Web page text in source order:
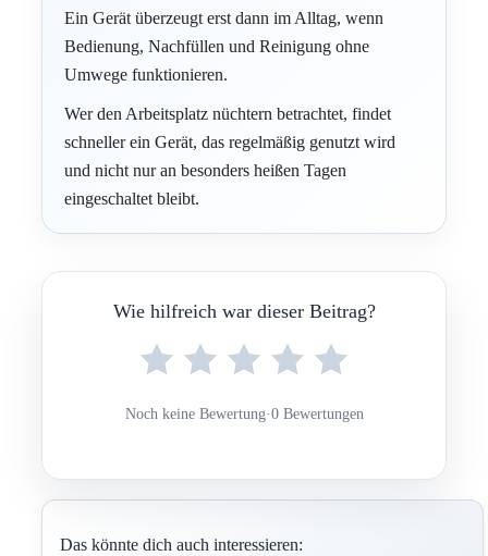
Ein Gerät überzeugt erst dann im Alltag, wenn
Bedienung, Nachfüllen und Reinigung ohne
Umwege funktionieren.
Wer den Arbeitsplatz nüchtern betrachtet, findet
schneller ein Gerät, das regelmäßig genutzt wird
und nicht nur an besonders heißen Tagen
eingeschaltet bleibt.
Wie hilfreich war dieser Beitrag?
Noch keine Bewertung·0 Bewertungen
Das könnte dich auch interessieren: